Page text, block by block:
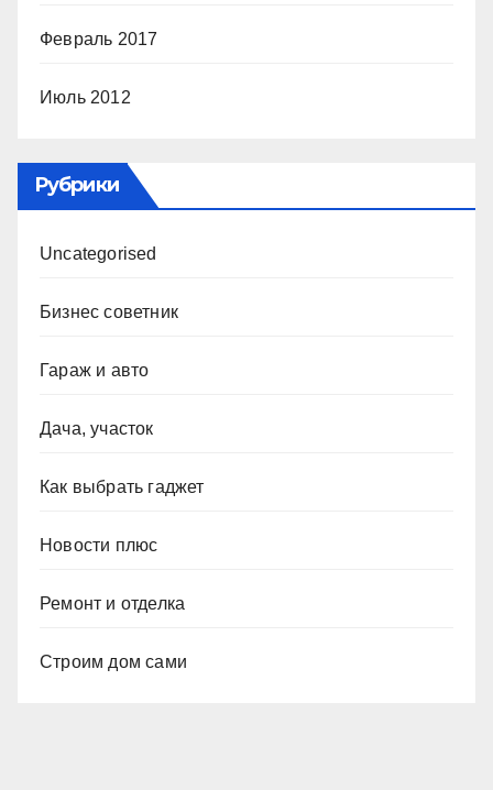
Февраль 2017
Июль 2012
Рубрики
Uncategorised
Бизнес советник
Гараж и авто
Дача, участок
Как выбрать гаджет
Новости плюс
Ремонт и отделка
Строим дом сами